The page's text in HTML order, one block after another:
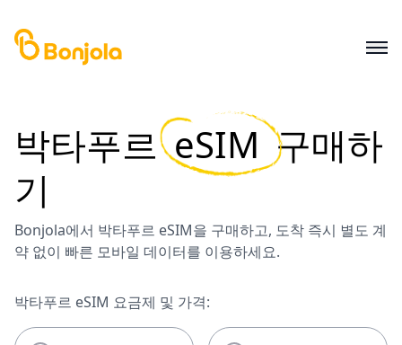
박타푸르 eSIM 구매하
기
Bonjola에서 박타푸르 eSIM을 구매하고, 도착 즉시 별도 계
약 없이 빠른 모바일 데이터를 이용하세요.
박타푸르 eSIM 요금제 및 가격: